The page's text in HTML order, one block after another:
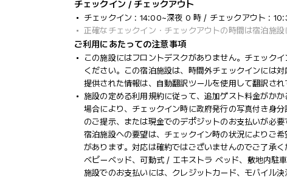
チェックイン / チェックアウト
チェックイン : 14:00~深夜 0 時 / チェックアウト :
正確なチェックイン・チェックアウトの時間は宿泊施設
ご利用にあたっての注意事項
この施設にはフロントデスクがありません。チェック
ください。この宿泊施設は、時間外チェックインには
提供された情報は、自動翻訳ツールを使用して翻訳され
施設の定める利用規約に従って、追加ゲスト料金がか
場合により、チェックイン時に政府発行の写真付き身
のご提示、または現金でのデポジットのお支払いが必要
宿泊施設への要望は、チェックイン時の状況によりご
があります。対応は確約ではございませんのでご了承く
ベビーベッド、可動式 / エキストラ ベッド、敷地内駐
施設でのお支払いには、クレジットカード、モバイル